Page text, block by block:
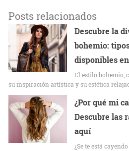
Posts relacionados
Descubre la
bohemio:
disponibles
El estilo bohemio,
su inspiración artística y su estética
¿Por qué mi
Descubre las
aquí
¿Se te está